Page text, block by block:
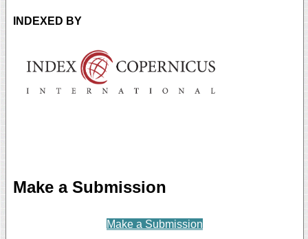
INDEXED BY
Make a Submission
Make a Submission